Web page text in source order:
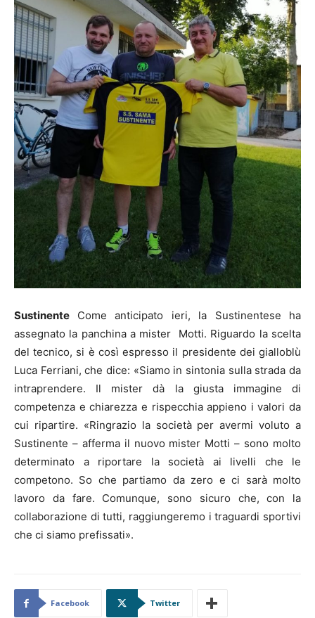
Sustinente Come anticipato ieri, la Sustinentese ha
assegnato la panchina a mister Motti. Riguardo la scelta
del tecnico, si è così espresso il presidente dei gialloblù
Luca Ferriani, che dice: «Siamo in sintonia sulla strada da
intraprendere. Il mister dà la giusta immagine di
competenza e chiarezza e rispecchia appieno i valori da
cui ripartire. «Ringrazio la società per avermi voluto a
Sustinente – afferma il nuovo mister Motti – sono molto
determinato a riportare la società ai livelli che le
competono. So che partiamo da zero e ci sarà molto
lavoro da fare. Comunque, sono sicuro che, con la
collaborazione di tutti, raggiungeremo i traguardi sportivi
che ci siamo prefissati».
Facebook Twitter